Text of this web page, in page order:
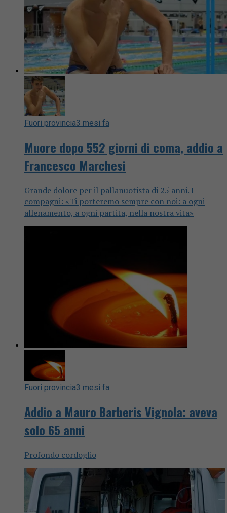
Fuori provincia3 mesi fa
Muore dopo 552 giorni di coma, addio a
Francesco Marchesi
Grande dolore per il pallanuotista di 25 anni. I
compagni: «Ti porteremo sempre con noi: a ogni
allenamento, a ogni partita, nella nostra vita»
Fuori provincia3 mesi fa
Addio a Mauro Barberis Vignola: aveva
solo 65 anni
Profondo cordoglio